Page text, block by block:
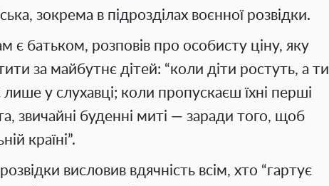
зокрема в підрозділах воєнної розвідки.
є батьком, розповів про особисту ціну, яку
за майбутнє дітей: “коли діти ростуть, а ти
лише у слухавці; коли пропускаєш їхні перші
звичайні буденні миті — заради того, щоб
країні”.
розвідки висловив вдячність всім, хто “гартує